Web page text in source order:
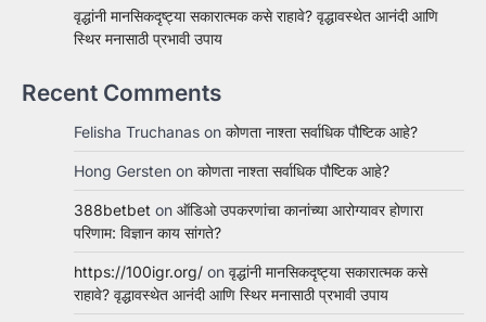
वृद्धांनी मानसिकदृष्ट्या सकारात्मक कसे राहावे? वृद्धावस्थेत आनंदी आणि
स्थिर मनासाठी प्रभावी उपाय
Recent Comments
Felisha Truchanas on कोणता नाश्ता सर्वाधिक पौष्टिक आहे?
Hong Gersten on कोणता नाश्ता सर्वाधिक पौष्टिक आहे?
388betbet on ऑडिओ उपकरणांचा कानांच्या आरोग्यावर होणारा
परिणाम: विज्ञान काय सांगते?
https://100igr.org/ on वृद्धांनी मानसिकदृष्ट्या सकारात्मक कसे
राहावे? वृद्धावस्थेत आनंदी आणि स्थिर मनासाठी प्रभावी उपाय